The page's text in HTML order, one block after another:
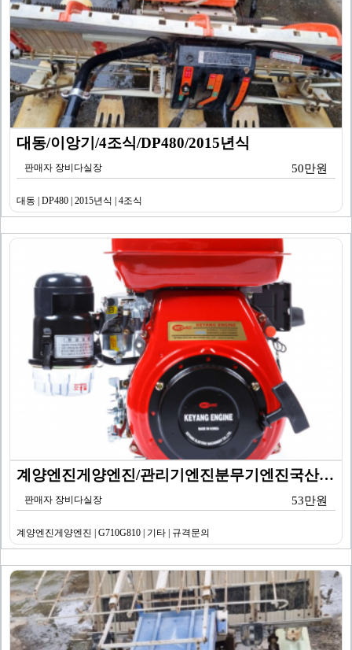
대동/이앙기/4조식/DP480/2015년식
판매자 장비다실장 50만원
대동 | DP480 | 2015년식 | 4조식
계양엔진게양엔진/관리기엔진분무기엔진국산엔진/규격문의/G…
판매자 장비다실장 53만원
계양엔진게양엔진 | G710G810 | 기타 | 규격문의